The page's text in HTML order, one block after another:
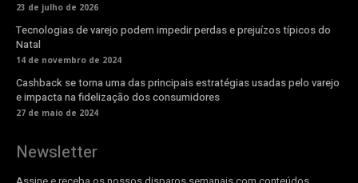
23 de julho de 2026
Tecnologias de varejo podem impedir perdas e prejuízos típicos do
Natal
14 de novembro de 2024
Cashback se torna uma das principais estratégias usadas pelo varejo
e impacta na fidelização dos consumidores
27 de maio de 2024
Newsletter